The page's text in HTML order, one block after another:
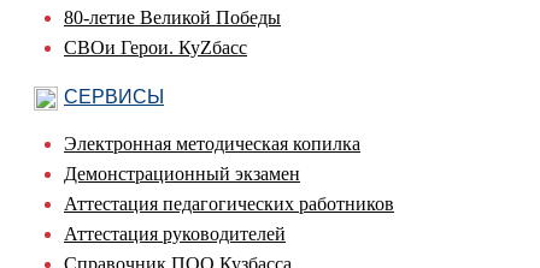
80-летие Великой Победы
СВОи Герои. КуZбасс
СЕРВИСЫ
Электронная методическая копилка
Демонстрационный экзамен
Аттестация педагогических работников
Аттестация руководителей
Справочник ПОО Кузбасса